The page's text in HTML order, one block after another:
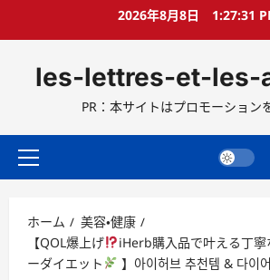
ス
ッ
2026年8月8日 1:27:32
les-lettres-et-les-
PR：本サイトはプロモーション
メ
メ
ニ
ュ
ホーム
美容・健康
【QOL爆上げ
iHerb購入品で叶える丁寧
ーダイエット
】아이허브 추천템 & 다이